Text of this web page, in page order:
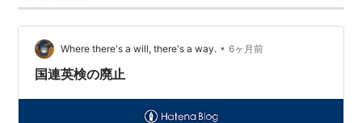
Where there's a will, there's a way. • 6ヶ月前
国連英検の廃止